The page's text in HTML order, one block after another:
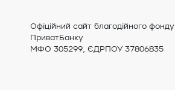
Офіційний сайт благодійного фонду
ПриватБанку
МФО 305299, ЄДРПОУ 37806835